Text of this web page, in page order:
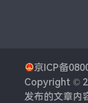
京ICP备
Copyright ©
发布的文章内